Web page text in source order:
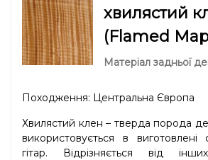
хвилястий
(Flamed
Матеріал задньої
Походження: Центральна Європа
Хвилястий клен – тверда порода
використовується в виготовлені
гітар. Відрізняється від